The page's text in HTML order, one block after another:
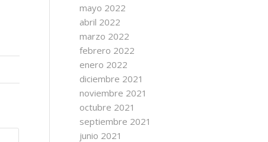
mayo 2022
abril 2022
marzo 2022
febrero 2022
enero 2022
diciembre 2021
noviembre 2021
octubre 2021
septiembre 2021
junio 2021